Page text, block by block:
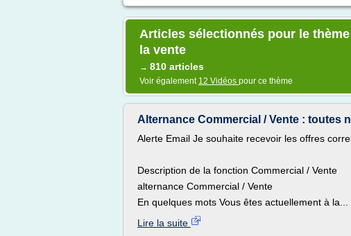
Articles sélectionnés pour le
la vente
→ 810 articles
Voir également 12 Vidéos pour ce thème
Alternance Commercial / Vente : toutes
Alerte Email Je souhaite recevoir les offres
Description de la fonction Commercial / Vente
alternance Commercial / Vente
En quelques mots Vous êtes actuellement à la...
Lire la suite